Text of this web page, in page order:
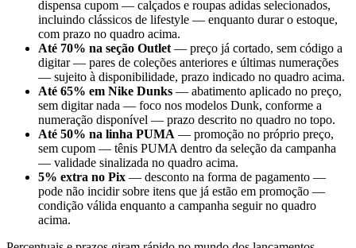
dispensa cupom — calçados e roupas adidas selecionados,
incluindo clássicos de lifestyle — enquanto durar o estoque,
com prazo no quadro acima.
Até 70% na seção Outlet — preço já cortado, sem código a
digitar — pares de coleções anteriores e últimas numerações
— sujeito à disponibilidade, prazo indicado no quadro acima.
Até 65% em Nike Dunks — abatimento aplicado no preço,
sem digitar nada — foco nos modelos Dunk, conforme a
numeração disponível — prazo descrito no quadro no topo.
Até 50% na linha PUMA — promoção no próprio preço,
sem cupom — tênis PUMA dentro da seleção da campanha
— validade sinalizada no quadro acima.
5% extra no Pix — desconto na forma de pagamento —
pode não incidir sobre itens que já estão em promoção —
condição válida enquanto a campanha seguir no quadro
acima.